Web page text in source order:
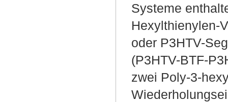
Systeme
Hexylthienylen-
oder P3HTV-
(P3HTV-BTF-
zwei Poly-3-